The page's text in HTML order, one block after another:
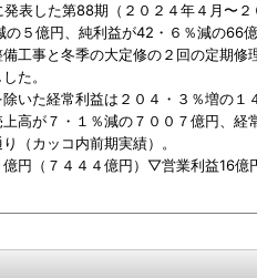
表した第88期（２０２４年４月〜
の５億円、純利益が42・６％減の66
工事と冬季の大定修の２回の定期修
た。
いた経常利益は２０４・３％増の１
高が７・１％減の７００７億円、
（カッコ内前期実績）。
円（７４４４億円）▽営業利益16億